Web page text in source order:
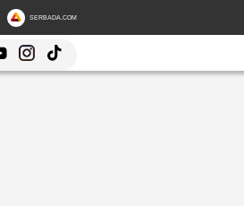
SERBADA.COM